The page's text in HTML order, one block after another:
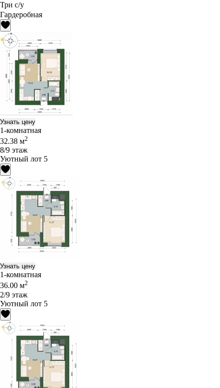
Три с/у
Гардеробная
Узнать цену
1-комнатная
32.38 м2
8/9 этаж
Уютный лот 5
Узнать цену
1-комнатная
36.00 м2
2/9 этаж
Уютный лот 5